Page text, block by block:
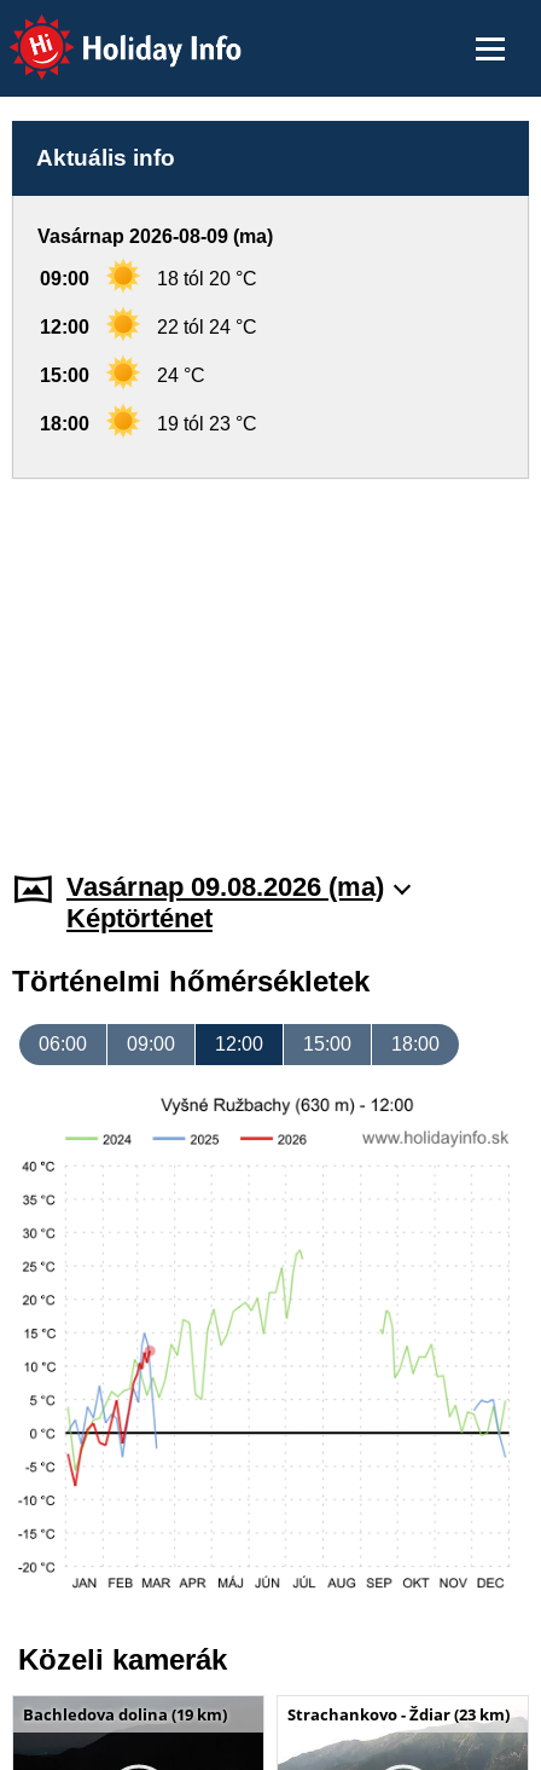
Holiday Info
Aktuális info
Vasárnap 2026-08-09 (ma)
09:00 18 tól 20 °C
12:00 22 tól 24 °C
15:00 24 °C
18:00 19 tól 23 °C
Vasárnap 09.08.2026 (ma)
Képtörténet
Történelmi hőmérsékletek
06:00 09:00 12:00 15:00 18:00
Közeli kamerák
Bachledova dolina (19 km) Strachankovo - Ždiar (23 km)